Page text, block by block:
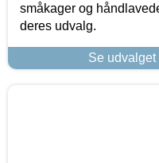
småkager og
deres udvalg.
Se